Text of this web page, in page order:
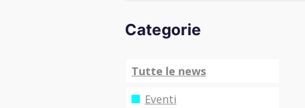
Categorie
Tutte le news
Eventi